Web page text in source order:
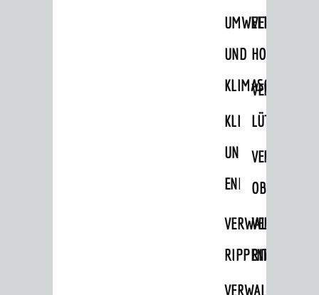
UMWELT-
UND
KLIMASCHUTZ
KLIMASCHUTZ
UND
RIPPENWEIER